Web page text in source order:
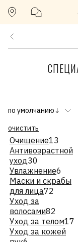
по умолчанию↓
очистить
Очищение13
Антивозрастной
уход30
Увлажнение6
Маски и скрабы
для лица72
Уход за
волосами82
Уход за телом17
Уход за кожей